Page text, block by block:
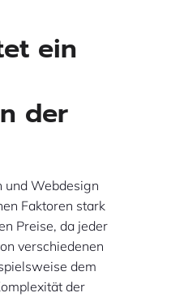
ein
der
und Webdesign
Faktoren stark
Preise, da jeder
verschiedenen
dem
der